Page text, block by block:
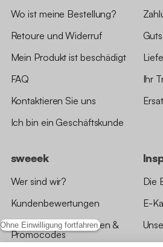
Ohne Einwilligung fortfahren
Wo ist meine Bestellung?
Retoure und Widerruf
Mein Produkt ist beschädigt
FAQ
Kontaktieren Sie uns
Ich bin ein Geschäftskunde
Ihr
sweeek
Wer sind wir?
Kundenbewertungen
*Angebotsbedingungen &
Promocodes
Die
E-